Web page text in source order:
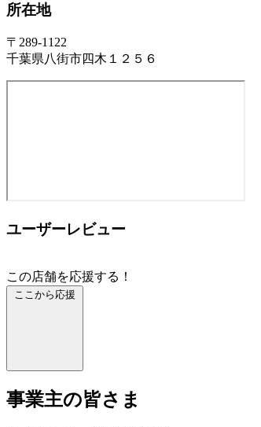
所在地
〒289-1122
千葉県八街市四木１２５６
ユーザーレビュー
この店舗を応援する！
ここから応援
事業主の皆さま